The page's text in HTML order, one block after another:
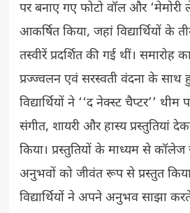
पर बनाए गए फोटो वॉल और ‘मेमोरी
आकर्षित किया, जहां विद्यार्थियों के
तस्वीरें प्रदर्शित की गई थीं। समारोह
प्रज्ज्वलन एवं सरस्वती वंदना के साथ
विद्यार्थियों ने ‘‘द नेक्स्ट चैप्टर’’
संगीत, शायरी और हास्य प्रस्तुतियां
किया। प्रस्तुतियों के माध्यम से
अनुभवों को जीवंत रूप से प्रस्तुत
विद्यार्थियों ने अपने अनुभव साझा